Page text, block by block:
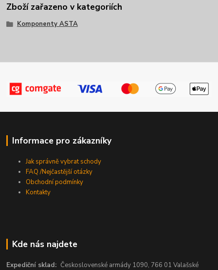
Zboží zařazeno v kategoriích
Komponenty ASTA
Informace pro zákazníky
Jak správně vybrat schody
FAQ /Nejčastější otázky
Obchodní podmínky
Kontakty
Kde nás najdete
Expediční sklad:Československé armády 1090, 766 01 Valašské